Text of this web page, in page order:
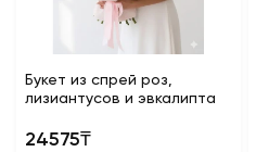
Букет из спрей роз,
лизиантусов и эвкалипта
24575₸